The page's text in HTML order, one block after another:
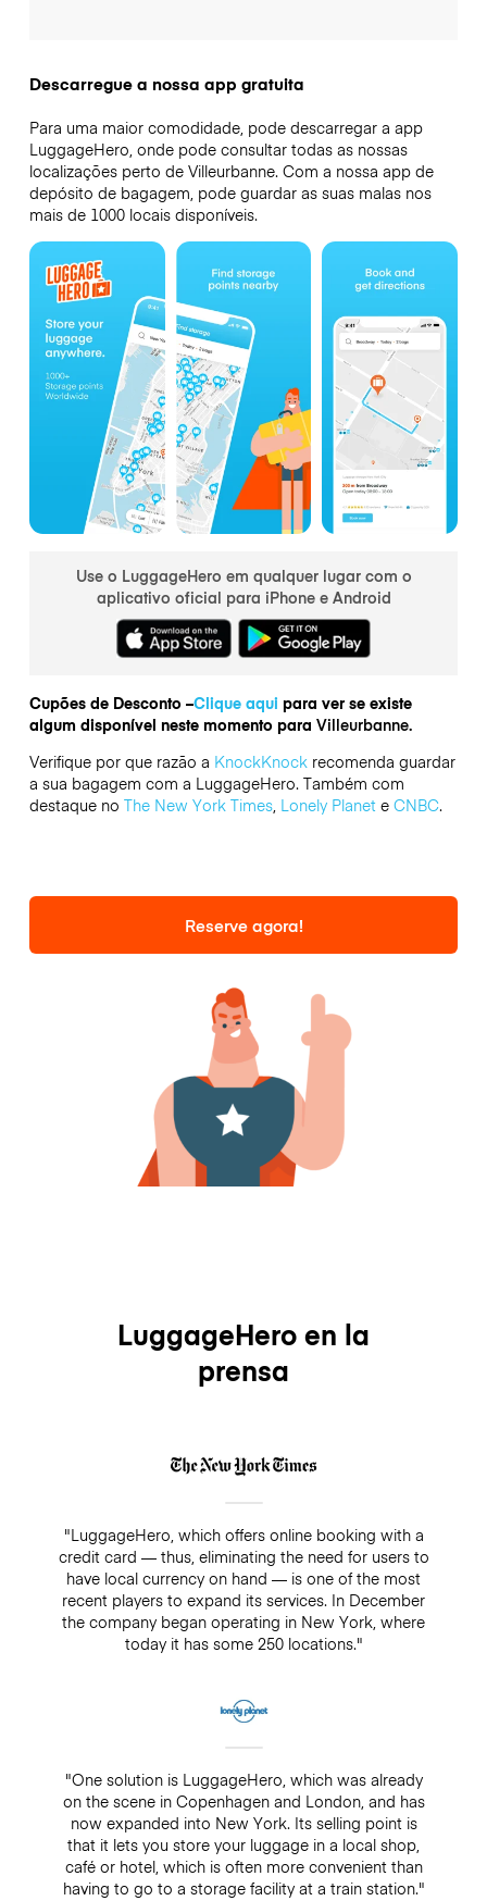
Descarregue a nossa app gratuita
Para uma maior comodidade, pode descarregar a app
LuggageHero, onde pode consultar todas as nossas
localizações perto de Villeurbanne. Com a nossa app de
depósito de bagagem, pode guardar as suas malas nos
mais de 1000 locais disponíveis.
Use o LuggageHero em qualquer lugar com o
aplicativo oficial para iPhone e Android
Cupões de Desconto –Clique aqui para ver se existe
algum disponível neste momento para Villeurbanne.
Verifique por que razão a KnockKnockrecomenda guardar
a sua bagagem com a LuggageHero. Também com
destaque no The New York Times, Lonely Planete CNBC.
Reserve agora!
LuggageHero en la
prensa
"LuggageHero, which offers online booking with a
credit card — thus, eliminating the need for users to
have local currency on hand — is one of the most
recent players to expand its services. In December
the company began operating in New York, where
today it has some 250 locations."
"One solution is LuggageHero, which was already
on the scene in Copenhagen and London, and has
now expanded into New York. Its selling point is
that it lets you store your luggage in a local shop,
café or hotel, which is often more convenient than
having to go to a storage facility at a train station."